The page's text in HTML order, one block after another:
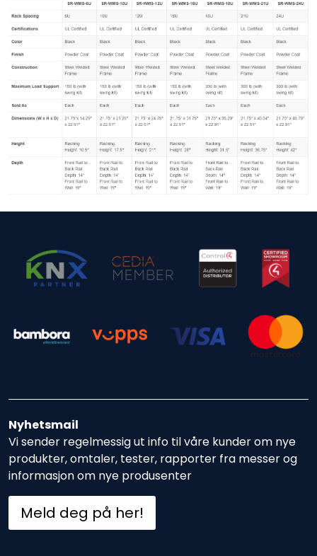
Nyhetsmail
Vi sender regelmessig ut info til våre kunder om nye
produkter, omtaler, tester, rapporter fra messer og
informasjon om nye produsenter
Meld deg på her!